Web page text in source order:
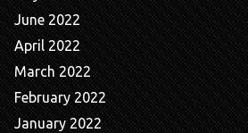
June 2022
April 2022
March 2022
February 2022
January 2022